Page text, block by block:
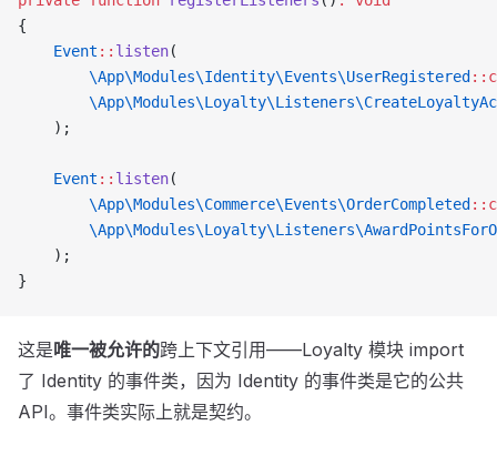
{
    Event
:: listen(
        \App\Modules\Identity\Events\UserRegistered
    );
    Event
:: listen(
        \App\Modules\Commerce\Events\OrderCompleted
    );
}
这是唯一被允许的跨上下文引用——Loyalty 模块 import
了 Identity 的事件类，因为 Identity 的事件类是它的公共
API。事件类实际上就是契约。